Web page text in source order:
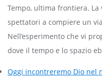
Tempo, ultima frontiera.
spettatori a compiere un
Nell’esperimento che vi
dove il tempo e lo spazio
Oggi incontreremo Dio nel